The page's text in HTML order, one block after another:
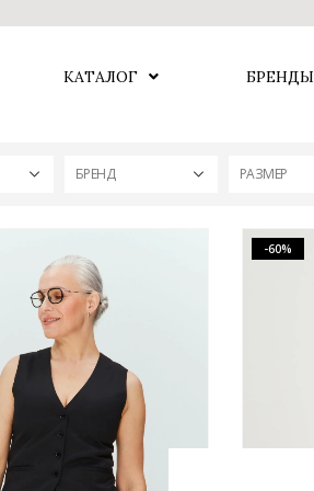
КАТАЛОГ БРЕНДЫ
БРЕНД РАЗМЕР
-60%